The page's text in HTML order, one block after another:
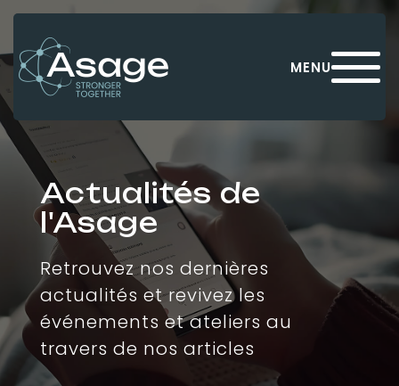
MENU
Actualités de
l'Asage
Retrouvez nos dernières
actualités et revivez les
événements et ateliers au
travers de nos articles